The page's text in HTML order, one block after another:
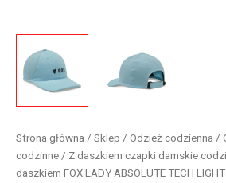
Strona główna / Sklep / Odzież codzienna /
codzinne / Z daszkiem czapki damskie
daszkiem FOX LADY ABSOLUTE TECH